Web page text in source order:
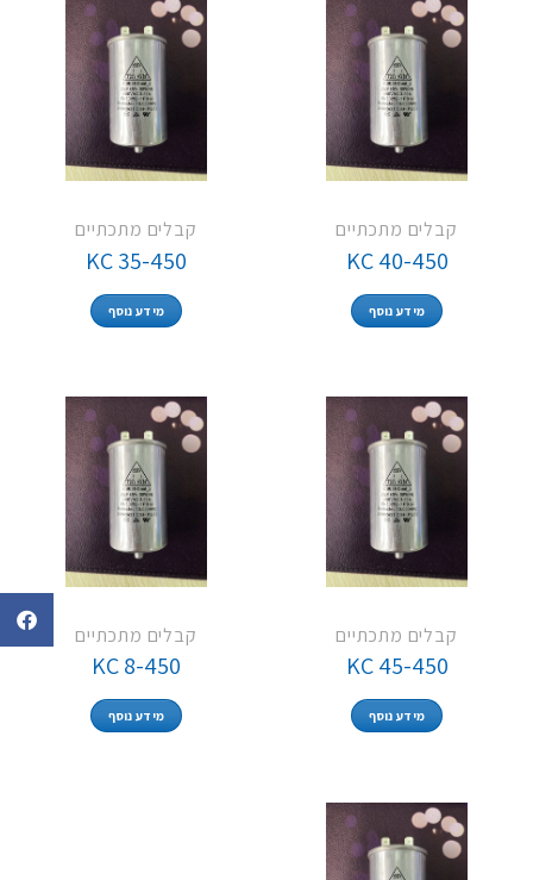
קבלים מתכתיים
KC 40-450
מידע נוסף
קבלים מתכתיים
KC 35-450
מידע נוסף
קבלים מתכתיים
KC 45-450
מידע נוסף
קבלים מתכתיים
KC 8-450
מידע נוסף